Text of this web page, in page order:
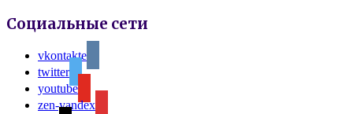
Социальные сети
vkontakte
twitter
youtube
zen-yandex